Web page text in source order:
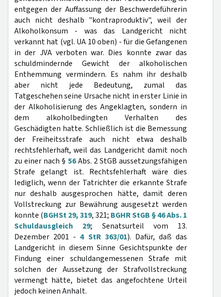
entgegen der Auffassung der Beschwerdeführerin
auch nicht deshalb "kontraproduktiv", weil der
Alkoholkonsum - was das Landgericht nicht
verkannt hat (vgl. UA 10 oben) - für die Gefangenen
in der JVA verboten war. Dies konnte zwar das
schuldmindernde Gewicht der alkoholischen
Enthemmung vermindern. Es nahm ihr deshalb
aber nicht jede Bedeutung, zumal das
Tatgeschehen seine Ursache nicht in erster Linie in
der Alkoholisierung des Angeklagten, sondern in
dem alkoholbedingten Verhalten des
Geschädigten hatte. Schließlich ist die Bemessung
der Freiheitsstrafe auch nicht etwa deshalb
rechtsfehlerhaft, weil das Landgericht damit noch
zu einer nach § 56Abs. 2 StGB aussetzungsfähigen
Strafe gelangt ist. Rechtsfehlerhaft wäre dies
lediglich, wenn der Tatrichter die erkannte Strafe
nur deshalb ausgesprochen hätte, damit deren
Vollstreckung zur Bewährung ausgesetzt werden
konnte (BGHSt 29, 319, 321; BGHR StGB § 46 Abs. 1
Schuldausgleich 29; Senatsurteil vom 13.
Dezember 2001 -4 StR 363/01). Dafür, daß das
Landgericht in diesem Sinne Gesichtspunkte der
Findung einer schuldangemessenen Strafe mit
solchen der Aussetzung der Strafvollstreckung
vermengt hätte, bietet das angefochtene Urteil
jedoch keinen Anhalt.